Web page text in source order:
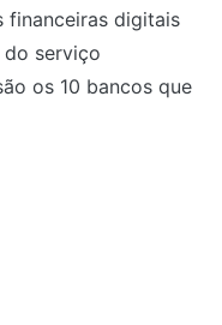
financeiras digitais
serviço
os 10 bancos que